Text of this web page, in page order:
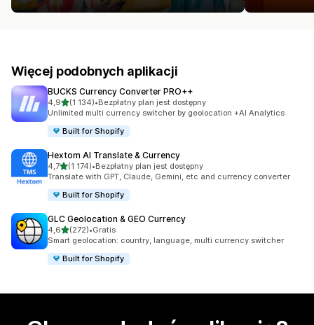
Więcej podobnych aplikacji
BUCKS Currency Converter PRO++
4,9na 5 gwiazdek
(1 134)
Łączna liczba recenzji: 1134
•Bezpłatny plan jest dostępny
Unlimited multi currency switcher by geolocation +AI Analytics
Built for Shopify
Hextom AI Translate & Currency
4,7na 5 gwiazdek
(1 174)
Łączna liczba recenzji: 1174
•Bezpłatny plan jest dostępny
Translate with GPT, Claude, Gemini, etc and currency converter
Built for Shopify
GLC Geolocation & GEO Currency
4,6na 5 gwiazdek
(272)
Łączna liczba recenzji: 272
•Gratis
Smart geolocation: country, language, multi currency switcher
Built for Shopify